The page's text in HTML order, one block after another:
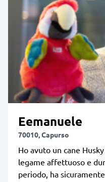
Eemanuele
70010, Capurso
Ho avuto un cane
legame affettuoso e
periodo, ha